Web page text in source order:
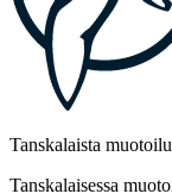
Tanskalaista
Tanskalaisessa